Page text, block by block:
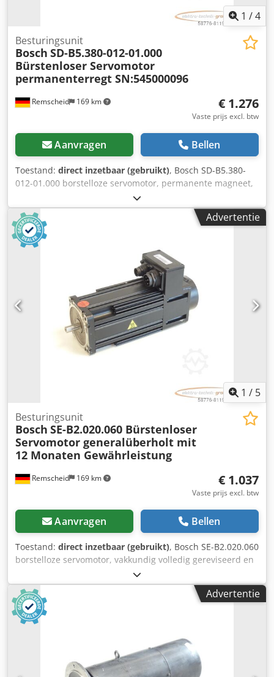
1 /4
Remscheid 169 km
Besturingsunit
Bosch SD-B5.380-012-01.000
Bürstenloser Servomotor
permanenterregt SN:545000096
€ 1.276
Vaste prijs excl. btw
Aanvragen Bellen
Toestand: direct inzetbaar (gebruikt), Bosch SD-B5.380-
012-01.000 borstelloze servomotor, permanente magneet,
SN:545000096, gebruikt, normale gebruikssporen, 100%
functioneel, leveringsomvang conform foto's, LET OP: Vraag
apart naar de verpakkings- en verzendkosten! LET OP: De
kosten voor verpakking en transport dienen apart te
worden aangevraagd! Cedpfxji D Hbhe Apioha
Advertentie
1 / 5
Remscheid 169 km
Besturingsunit
Bosch SE-B2.020.060 Bürstenloser
Servomotor generalüberholt mit
12 Monaten Gewährleistung
€ 1.037
Vaste prijs excl. btw
Aanvragen Bellen
Toestand: direct inzetbaar (gebruikt), Bosch SE-B2.020.060
borstelloze servomotor, vakkundig volledig gereviseerd en
getest met 12 maanden garantie, 100% werkend,
leveringsomvang conform foto's, De overeengekomen
verkoopkortingen zijn niet van toepassing op dit artikel.
Vraag apart naar de prijs! Chsdpji D Hcijfx Apisa
Advertentie